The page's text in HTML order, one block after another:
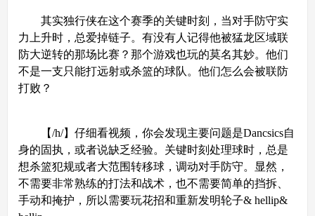
其实独行侠在这个赛季的关键时刻，当对手防守实
力上升时，总爱掉链子。有没有人记得他被猛龙区域联
防大逆转的那场比赛？那个游戏也玩的莫名其妙。他们
不是一支只能打远射或杀篮的球队。他们怎么会被联防
打败？
【/h/】仔细看视频，你会发现主要问题是Dancsics自
身的固执，或者说缺乏经验。关键时刻处理球时，总是
想杀篮犯规或者大范围转移球，调动对手防守。显然，
不需要非常熟练的打法和战术，也不需要简单的挡拆、
手动和掩护，所以需要玩花招和重新发明轮子& hellip&